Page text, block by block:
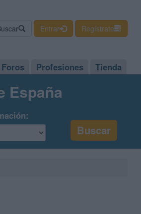
Entrar Regístrate
Foros Profesiones Tienda
España